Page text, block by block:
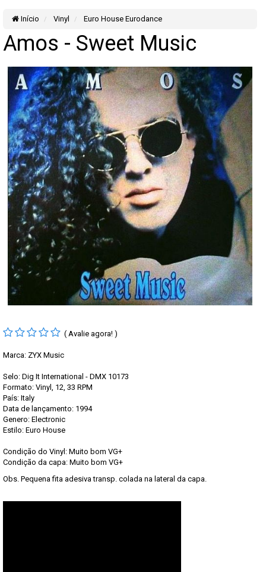
Início Vinyl Euro House Eurodance
Amos - Sweet Music
( Avalie agora! )
Marca: ZYX Music
Selo: Dig It International - DMX 10173
Formato: Vinyl, 12, 33 RPM
País: Italy
Data de lançamento: 1994
Genero: Electronic
Estilo: Euro House
Condição do Vinyl: Muito bom VG+
Condição da capa: Muito bom VG+
Obs. Pequena fita adesiva transp. colada na lateral da capa.